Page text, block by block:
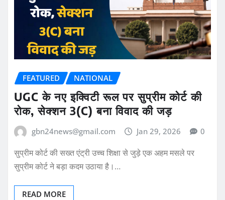
FEATURED NATIONAL
UGC के नए इक्विटी रूल पर सुप्रीम कोर्ट की
रोक, सेक्शन 3(C) बना विवाद की जड़
gbn24news@gmail.com Jan 29, 2026 0
सुप्रीम कोर्ट की सख्त एंट्री उच्च शिक्षा से जुड़े एक अहम मसले पर
सुप्रीम कोर्ट ने बड़ा कदम उठाया है।…
READ MORE